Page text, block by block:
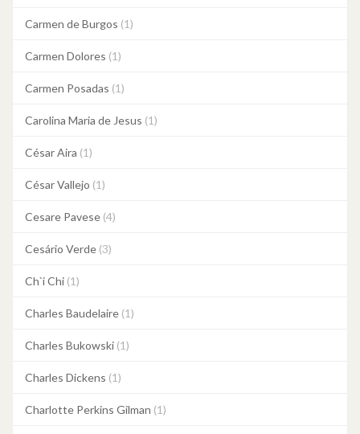
Carmen de Burgos (1)
Carmen Dolores (1)
Carmen Posadas (1)
Carolina Maria de Jesus (1)
César Aira (1)
César Vallejo (1)
Cesare Pavese (4)
Cesário Verde (3)
Ch`i Chi (1)
Charles Baudelaire (1)
Charles Bukowski (1)
Charles Dickens (1)
Charlotte Perkins Gilman (1)